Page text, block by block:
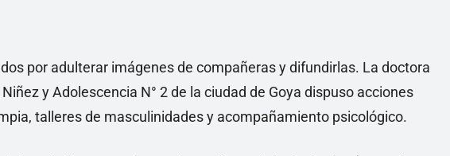
por adulterar imágenes de compañeras y difundirlas. La doctora
y Adolescencia N° 2 de la ciudad de Goya dispuso acciones
talleres de masculinidades y acompañamiento psicológico.